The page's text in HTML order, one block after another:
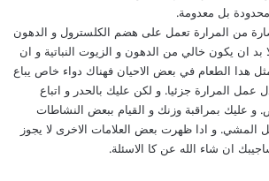
بل معدومة.
من المرارة تعمل على هضم الكلسترول و الدهون
بد ان يكون خالي من الدهون و الزيوت النباتية و ان
هدا الطعام في بعض الاحيان فهناك دواء خاص يباع
عمل المرارة جزئيا. و لكن عليك بالحدر و اتباع
و عليك بمراقبة وزنك و القيام ببعض النشاطات
المشي. و ادا ظهرت بعض العلامات الاخرى لا يجوز
ان شاء الله عن كا الاسئلة.